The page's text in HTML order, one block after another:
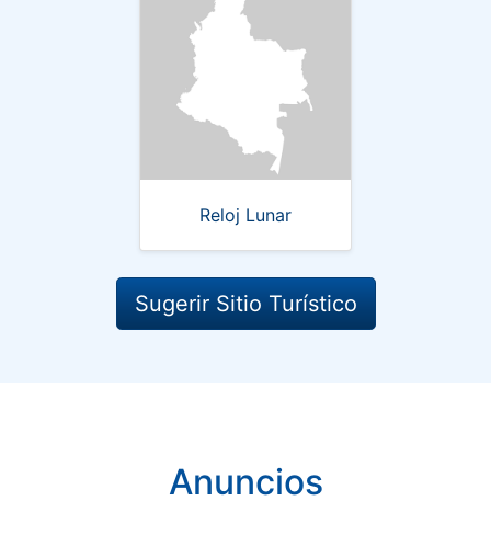
Reloj Lunar
Sugerir Sitio Turístico
Anuncios